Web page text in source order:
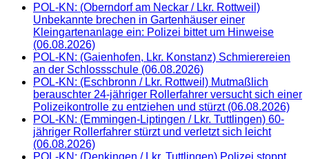
POL-KN: (Oberndorf am Neckar / Lkr. Rottweil)
Unbekannte brechen in Gartenhäuser einer
Kleingartenanlage ein: Polizei bittet um Hinweise
(06.08.2026)
POL-KN: (Gaienhofen, Lkr. Konstanz) Schmierereien
an der Schlossschule (06.08.2026)
POL-KN: (Eschbronn / Lkr. Rottweil) Mutmaßlich
berauschter 24-jähriger Rollerfahrer versucht sich einer
Polizeikontrolle zu entziehen und stürzt (06.08.2026)
POL-KN: (Emmingen-Liptingen / Lkr. Tuttlingen) 60-
jähriger Rollerfahrer stürzt und verletzt sich leicht
(06.08.2026)
POL-KN: (Denkingen / Lkr. Tuttlingen) Polizei stoppt